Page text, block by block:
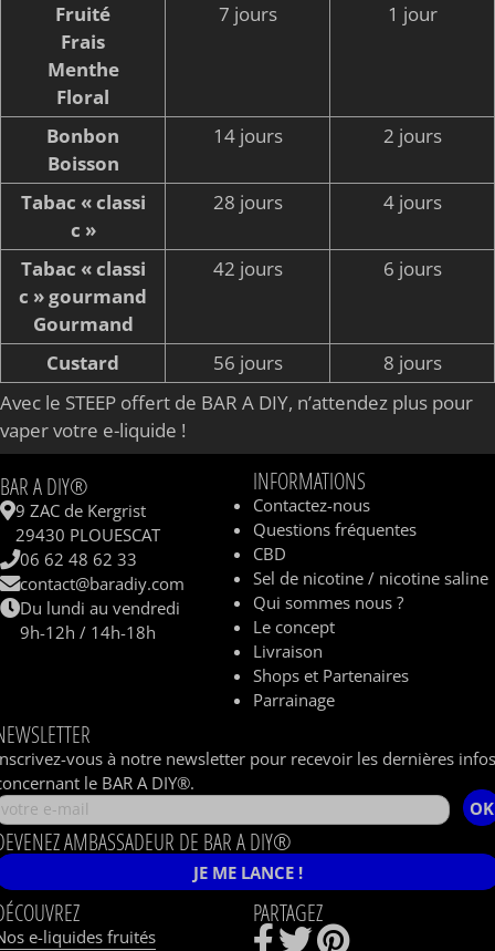
Fruité
Frais
Menthe
Floral
7 jours 1 jour
Bonbon
Boisson
14 jours 2 jours
Tabac « classi
c »
28 jours 4 jours
Tabac « classi
c » gourmand
Gourmand
42 jours 6 jours
Custard 56 jours
8 jours
Avec le STEEP offert de BAR A DIY, n’attendez plus pour
vaper votre e-liquide !
BAR A DIY®
9 ZAC de Kergrist
29430 PLOUESCAT
06 62 48 62 33
contact@baradiy.com
Du lundi au vendredi
9h-12h / 14h-18h
INFORMATIONS
Contactez-nous
Questions fréquentes
CBD
Sel de nicotine / nicotine saline
Qui sommes nous ?
Le concept
Livraison
Shops et Partenaires
Parrainage
vous à notre newsletter pour recevoir les dernières
le BAR A DIY®.
OK
AMBASSADEUR DE BAR A DIY®
JE ME LANCE !
e-liquides fruités
PARTAGEZ